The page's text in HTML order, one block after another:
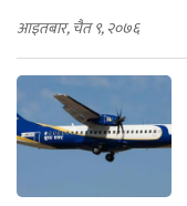
आइतबार, चैत ९, २०७६